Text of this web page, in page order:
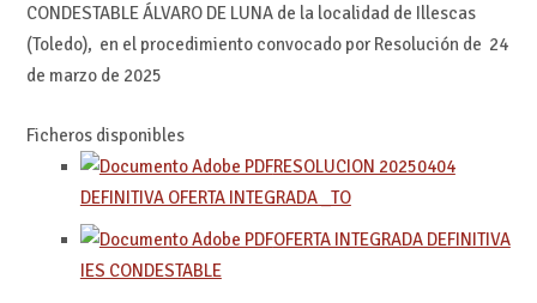
CONDESTABLE ÁLVARO DE LUNA de la localidad de Illescas
(Toledo), en el procedimiento convocado por Resolución de 24
de marzo de 2025
Ficheros disponibles
RESOLUCION 20250404
DEFINITIVA OFERTA INTEGRADA _TO
OFERTA INTEGRADA DEFINITIVA
IES CONDESTABLE